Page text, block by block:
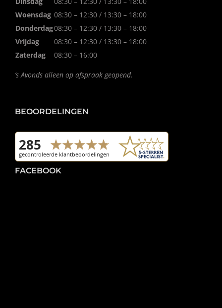
Woensdag 08:30 – 12:30 / 13:30 – 18:00
Donderdag08:30 – 12:30 / 13:30 – 18:00
Vrijdag
08:30 – 12:30 / 13:30 – 18:00
Zaterdag
08:30 – 16:00
’s Avonds alleen op afspraak geopend.
BEOORDELINGEN
FACEBOOK